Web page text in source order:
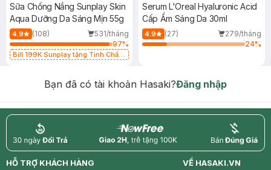
Sữa Chống Nắng Sunplay Skin
Aqua Dưỡng Da Sáng Mịn 55g
4.9 (108)
531/tháng
97%
Bill 199K Sunplay tặng Tinh Chất
Serum L'Oreal Hyaluronic Acid
Cấp Ẩm Sáng Da 30ml
4.9 (27)
279/tháng
24%
Bạn đã có tài khoản Hasaki?Đăng nhập
return nowfree price
HỖ TRỢ KHÁCH HÀNG
VỀ HASAKI.VN